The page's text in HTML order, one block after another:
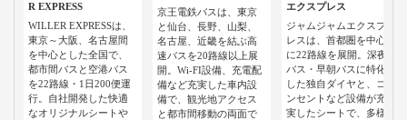
R EXPRESS
WILLER EXPRESSは、
東京～大阪、名古屋間
を中心とした全国で、
都市間バスと空港バス
を22路線・1日200便運
行。自社開発した快適
なオリジナルシートや
京王電鉄バスは、東京
と仙台、長野、山梨、
名古屋、近畿を結ぶ高
速バスを20路線以上展
開。Wi-FI設備、充電配
備など充実した車内設
備で、観光地アクセス
と都市間移動の両面で
エクスプレス
ジャムジャムエクスプ
レスは、首都圏を中心
に22路線を展開。深夜
バス・早朝バスに特化
した独自ダイヤと、コ
ンセントなど設備が充
実したシートで、多様